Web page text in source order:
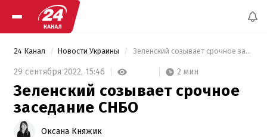
24 Канал Новости Украины Зеленский созывает срочное заседание СНБО
29 сентября 2022, 15:46 2 мин
Зеленский созывает срочное
заседание СНБО
Оксана Княжик